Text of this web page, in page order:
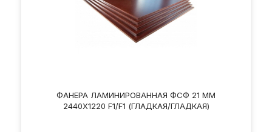
ФАНЕРА ЛАМИНИРОВАННАЯ ФСФ 21 ММ
2440Х1220 F1/F1 (ГЛАДКАЯ/ГЛАДКАЯ)